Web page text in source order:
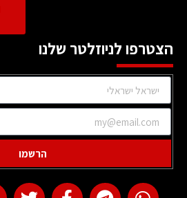
הצטרפו לניוזלטר שלנו
הרשמו